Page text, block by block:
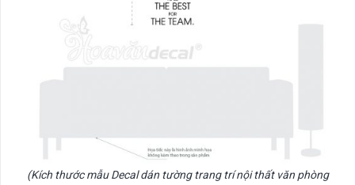
(Kích thước mẫu Decal dán tường trang trí nội thất văn phòng